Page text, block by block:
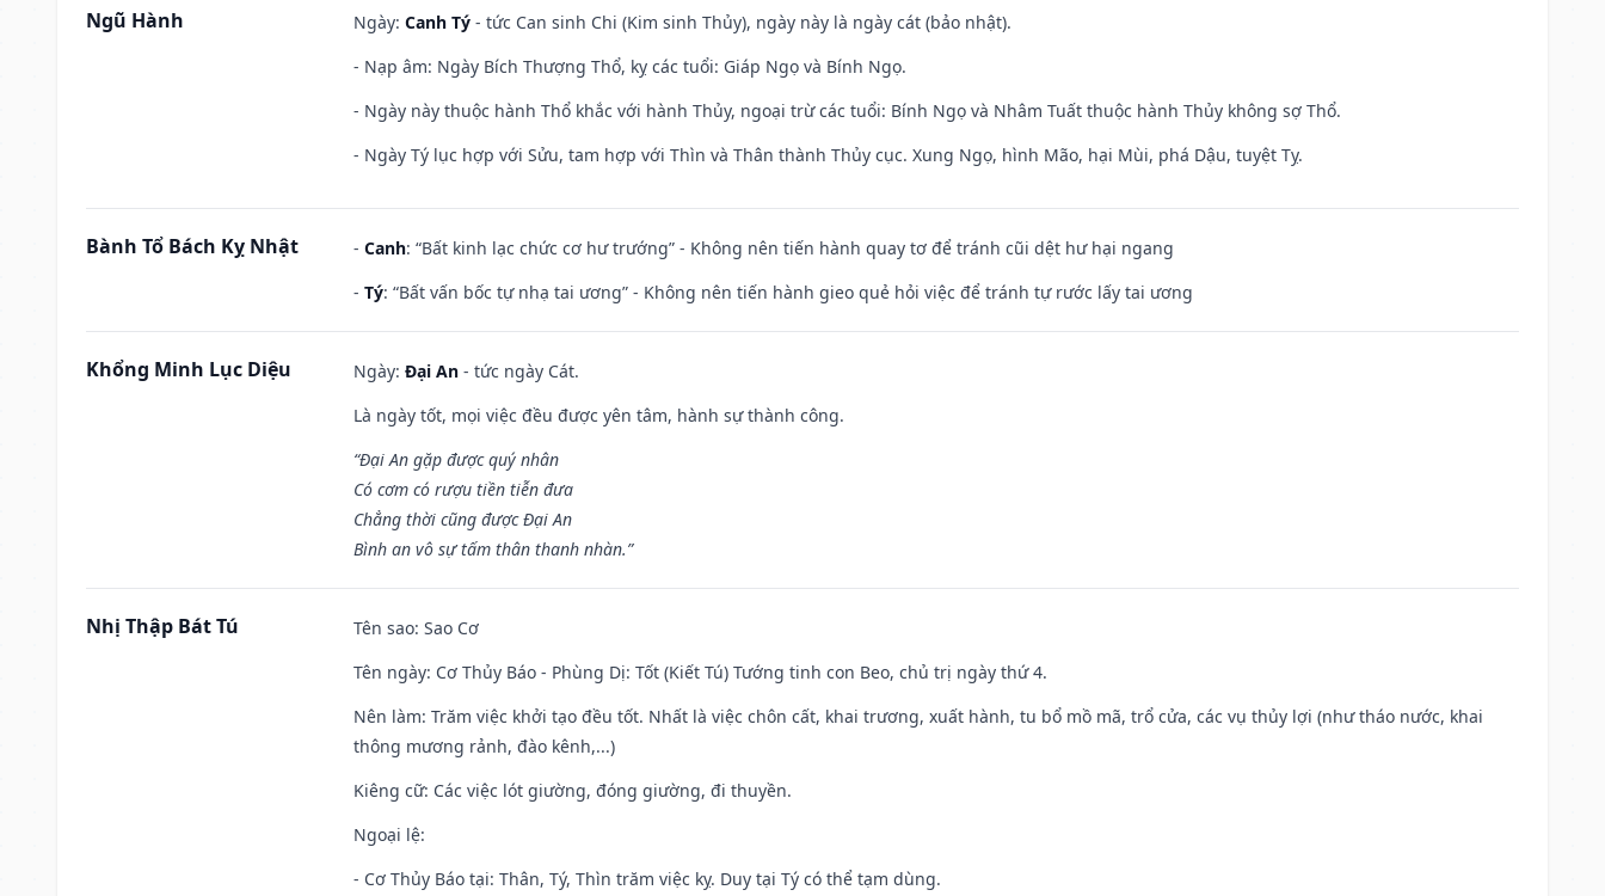
Ngũ Hành Ngày: Canh Tý - tức Can sinh Chi (Kim sinh Thủy), ngày này là ngày cát (bảo nhật).
- Nạp âm: Ngày Bích Thượng Thổ, kỵ các tuổi: Giáp Ngọ và Bính Ngọ.
- Ngày này thuộc hành Thổ khắc với hành Thủy, ngoại trừ các tuổi: Bính Ngọ và Nhâm Tuất thuộc hành Thủy không sợ Thổ.
- Ngày Tý lục hợp với Sửu, tam hợp với Thìn và Thân thành Thủy cục. Xung Ngọ, hình Mão, hại Mùi, phá Dậu, tuyệt Tỵ.
Bành Tổ Bách Kỵ Nhật - Canh: “Bất kinh lạc chức cơ hư trướng” - Không nên tiến hành quay tơ để tránh cũi dệt hư hại ngang
- Tý: “Bất vấn bốc tự nhạ tai ương” - Không nên tiến hành gieo quẻ hỏi việc để tránh tự rước lấy tai ương
Khổng Minh Lục Diệu Ngày: Đại An - tức ngày Cát.
Là ngày tốt, mọi việc đều được yên tâm, hành sự thành công.
“Đại An gặp được quý nhân
Có cơm có rượu tiền tiễn đưa
Chẳng thời cũng được Đại An
Bình an vô sự tấm thân thanh nhàn.”
Nhị Thập Bát Tú Tên sao: Sao Cơ
Tên ngày: Cơ Thủy Báo - Phùng Dị: Tốt (Kiết Tú) Tướng tinh con Beo, chủ trị ngày thứ 4.
Nên làm: Trăm việc khởi tạo đều tốt. Nhất là việc chôn cất, khai trương, xuất hành, tu bổ mồ mã, trổ cửa, các vụ thủy lợi (như tháo nước, khai
thông mương rảnh, đào kênh,...)
Kiêng cữ: Các việc lót giường, đóng giường, đi thuyền.
Ngoại lệ:
- Cơ Thủy Báo tại: Thân, Tý, Thìn trăm việc kỵ. Duy tại Tý có thể tạm dùng.